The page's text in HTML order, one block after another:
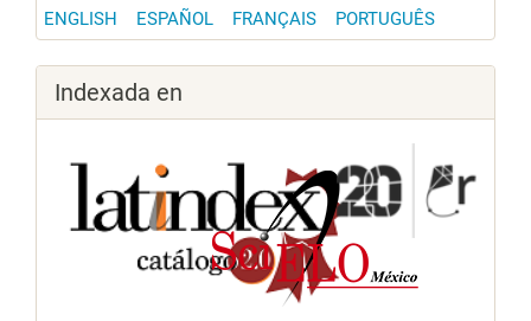
ENGLISH ESPAÑOL FRANÇAIS PORTUGUÊS
Indexada en